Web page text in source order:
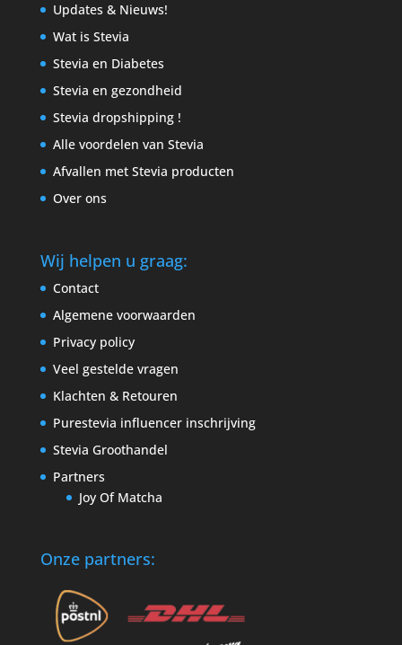
Updates & Nieuws!
Wat is Stevia
Stevia en Diabetes
Stevia en gezondheid
Stevia dropshipping !
Alle voordelen van Stevia
Afvallen met Stevia producten
Over ons
Wij helpen u graag:
Contact
Algemene voorwaarden
Privacy policy
Veel gestelde vragen
Klachten & Retouren
Purestevia influencer inschrijving
Stevia Groothandel
Partners
Joy Of Matcha
Onze partners: